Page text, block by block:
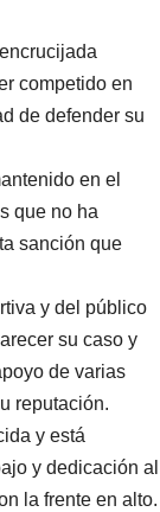
competido en
de defender su
en el
que no ha
sanción que
y del público
su caso y
de varias
reputación.
y está
y dedicación al
la frente en alto.